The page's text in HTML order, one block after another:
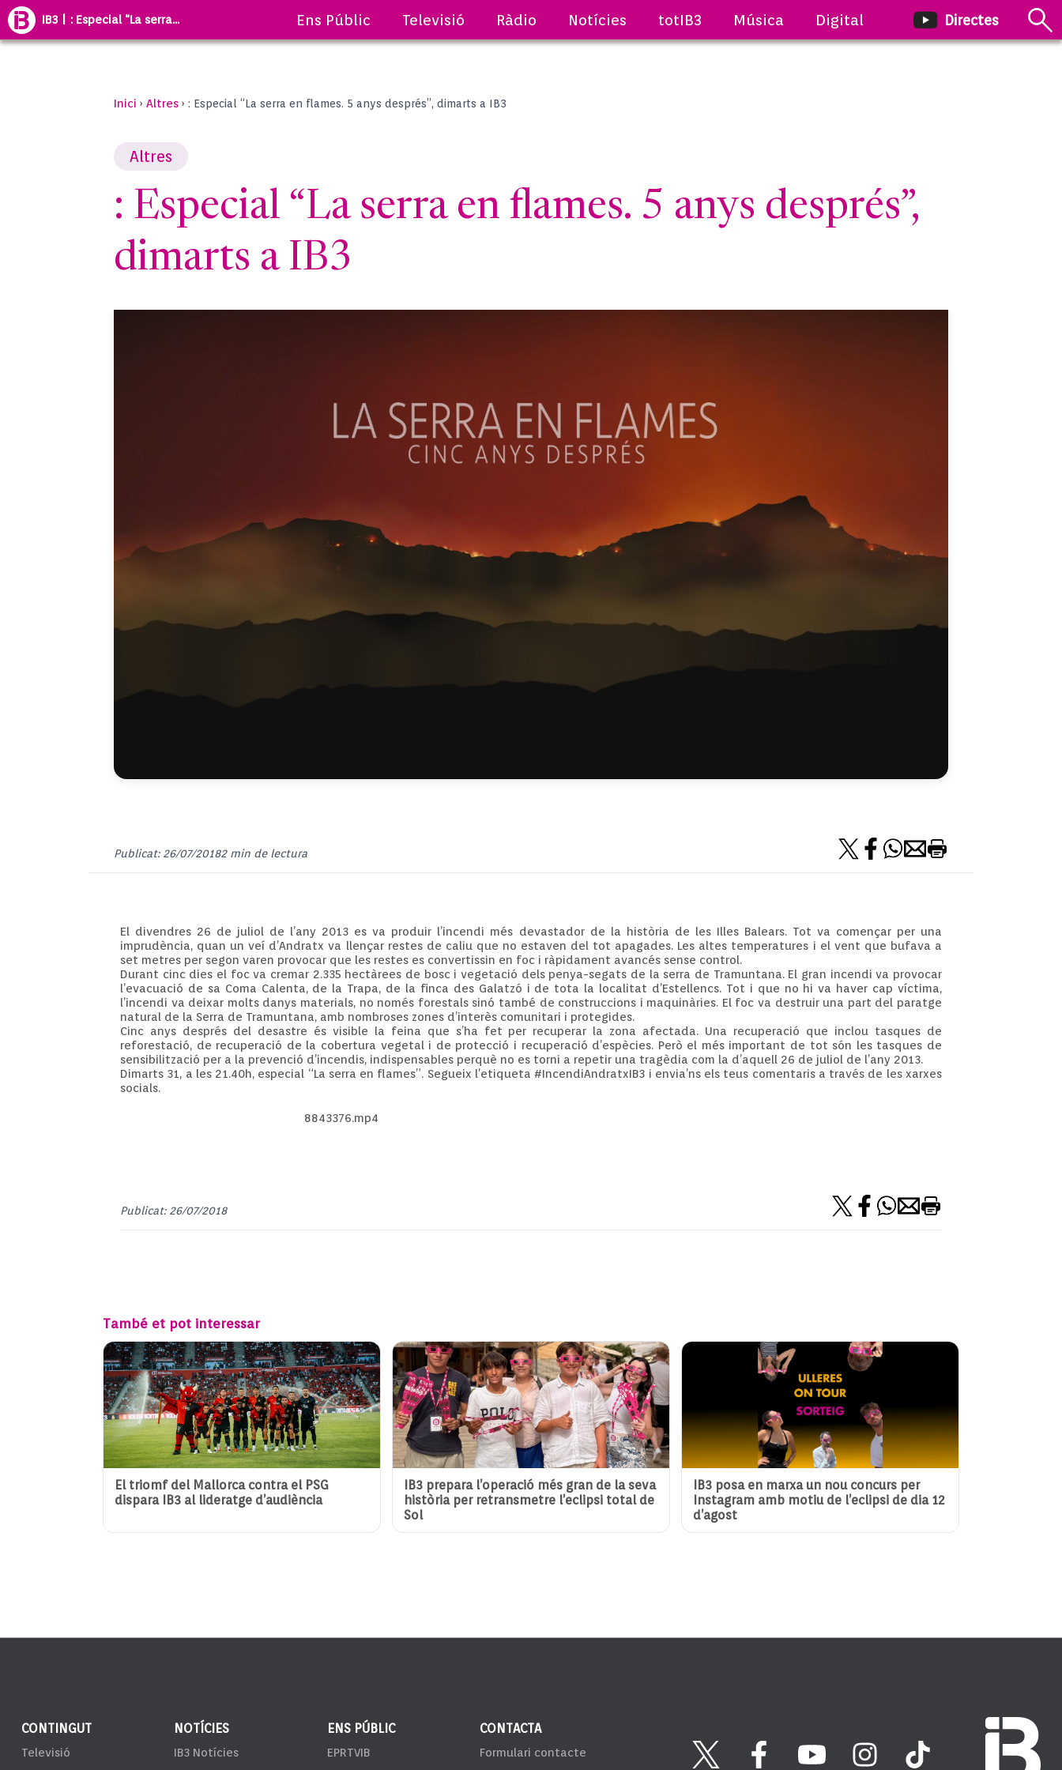
IB3 | : Especial "La serra... Ens Públic Televisió Ràdio Notícies totIB3 Música Digital Directes
Inici › Altres › : Especial “La serra en flames. 5 anys després”, dimarts a IB3
Altres
: Especial “La serra en flames. 5 anys després”,
dimarts a IB3
Publicat: 26/07/20182 min de lectura
El divendres 26 de juliol de l’any 2013 es va produir l’incendi més devastador de la història de les Illes Balears. Tot va començar per una
imprudència, quan un veí d’Andratx va llençar restes de caliu que no estaven del tot apagades. Les altes temperatures i el vent que bufava a
set metres per segon varen provocar que les restes es convertissin en foc i ràpidament avancés sense control.
Durant cinc dies el foc va cremar 2.335 hectàrees de bosc i vegetació dels penya-segats de la serra de Tramuntana. El gran incendi va provocar
l’evacuació de sa Coma Calenta, de la Trapa, de la finca des Galatzó i de tota la localitat d’Estellencs. Tot i que no hi va haver cap víctima,
l’incendi va deixar molts danys materials, no només forestals sinó també de construccions i maquinàries. El foc va destruir una part del paratge
natural de la Serra de Tramuntana, amb nombroses zones d’interès comunitari i protegides.
Cinc anys després del desastre és visible la feina que s’ha fet per recuperar la zona afectada. Una recuperació que inclou tasques de
reforestació, de recuperació de la cobertura vegetal i de protecció i recuperació d’espècies. Però el més important de tot són les tasques de
sensibilització per a la prevenció d’incendis, indispensables perquè no es torni a repetir una tragèdia com la d’aquell 26 de juliol de l’any 2013.
Dimarts 31, a les 21.40h, especial “La serra en flames”. Segueix l’etiqueta #IncendiAndratxIB3 i envia’ns els teus comentaris a través de les xarxes
socials.
8843376.mp4
Publicat: 26/07/2018
També et pot interessar
El triomf del Mallorca contra el PSG
dispara IB3 al lideratge d’audiència
IB3 prepara l’operació més gran de la seva
història per retransmetre l’eclipsi total de
Sol
IB3 posa en marxa un nou concurs per
Instagram amb motiu de l’eclipsi de dia 12
d’agost
CONTINGUT
Televisió
NOTÍCIES
IB3 Notícies
ENS PÚBLIC
EPRTVIB
CONTACTA
Formulari contacte